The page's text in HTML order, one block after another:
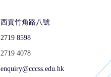
西貢竹角路八號
2719 8598
2719 4078
enquiry@cccss.edu.hk